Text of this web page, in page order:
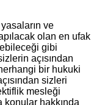
ve
olan en ufak
gibi
açısından
bir hukuki
sizleri
mesleği
konular hakkında